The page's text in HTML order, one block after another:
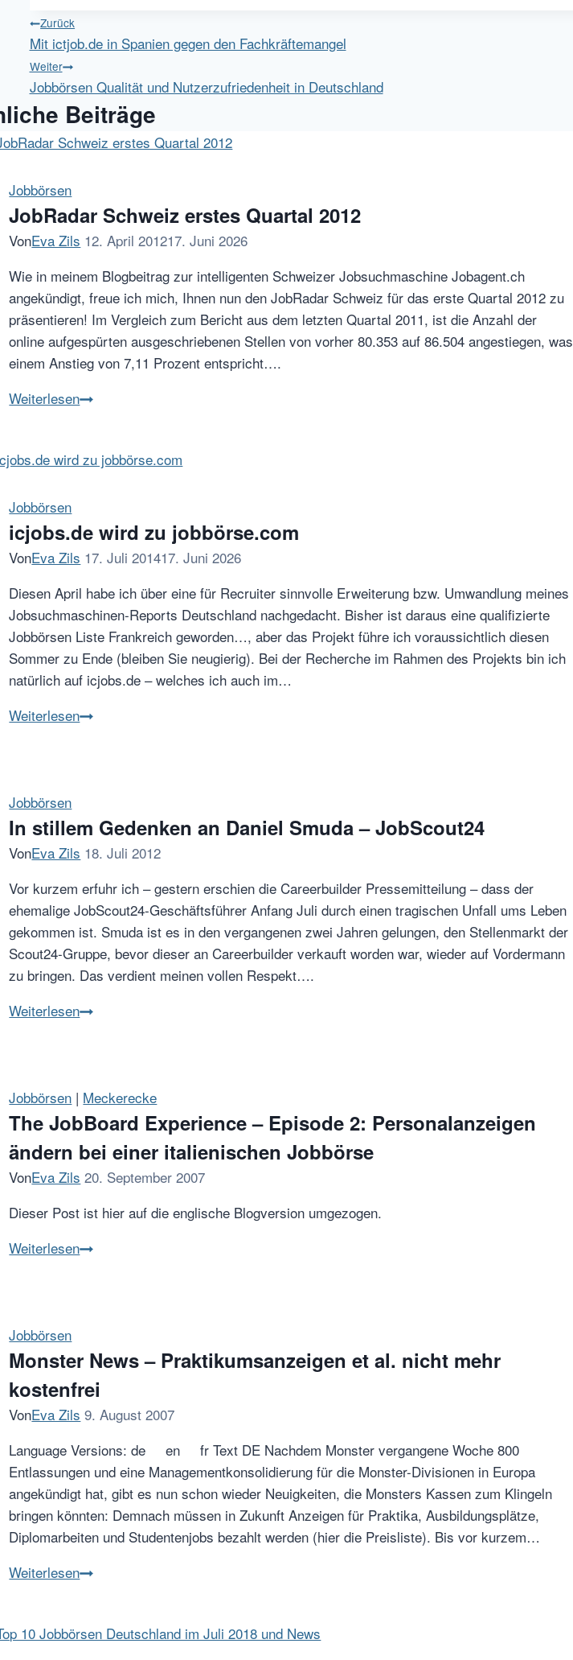
Beitragsnavigation
Zurück
Mit ictjob.de in Spanien gegen den Fachkräftemangel
Weiter
Jobbörsen Qualität und Nutzerzufriedenheit in Deutschland
Beiträge
Jobbörsen
JobRadar Schweiz erstes Quartal 2012
VonEva Zils 12. April 201217. Juni 2026
Wie in meinem Blogbeitrag zur intelligenten Schweizer Jobsuchmaschine Jobagent.ch
angekündigt, freue ich mich, Ihnen nun den JobRadar Schweiz für das erste Quartal 2012 zu
präsentieren! Im Vergleich zum Bericht aus dem letzten Quartal 2011, ist die Anzahl der
online aufgespürten ausgeschriebenen Stellen von vorher 80.353 auf 86.504 angestiegen, was
einem Anstieg von 7,11 Prozent entspricht….
WeiterlesenJobRadar
Quartal
Jobbörsen
icjobs.de wird zu jobbörse.com
VonEva Zils 17. Juli 201417. Juni 2026
Diesen April habe ich über eine für Recruiter sinnvolle Erweiterung bzw. Umwandlung meines
Jobsuchmaschinen-Reports Deutschland nachgedacht. Bisher ist daraus eine qualifizierte
Jobbörsen Liste Frankreich geworden…, aber das Projekt führe ich voraussichtlich diesen
Sommer zu Ende (bleiben Sie neugierig). Bei der Recherche im Rahmen des Projekts bin ich
natürlich auf icjobs.de – welches ich auch im…
Weiterlesenicjobs.de
Jobbörsen
In stillem Gedenken an Daniel Smuda – JobScout24
VonEva Zils 18. Juli 2012
Vor kurzem erfuhr ich – gestern erschien die Careerbuilder Pressemitteilung – dass der
ehemalige JobScout24-Geschäftsführer Anfang Juli durch einen tragischen Unfall ums Leben
gekommen ist. Smuda ist es in den vergangenen zwei Jahren gelungen, den Stellenmarkt der
Scout24-Gruppe, bevor dieser an Careerbuilder verkauft worden war, wieder auf Vordermann
zu bringen. Das verdient meinen vollen Respekt….
WeiterlesenIn
Daniel
Smuda
–
JobScout24
Jobbörsen | Meckerecke
The JobBoard Experience – Episode 2: Personalanzeigen
ändern bei einer italienischen Jobbörse
VonEva Zils 20. September 2007
Dieser Post ist hier auf die englische Blogversion umgezogen.
WeiterlesenThe
2:
Personalanzeigen
ändern
bei
einer
italienischen
Jobbörse
Jobbörsen
Monster News – Praktikumsanzeigen et al. nicht mehr
kostenfrei
VonEva Zils 9. August 2007
Language Versions: de en fr Text DE Nachdem Monster vergangene Woche 800
Entlassungen und eine Managementkonsolidierung für die Monster-Divisionen in Europa
angekündigt hat, gibt es nun schon wieder Neuigkeiten, die Monsters Kassen zum Klingeln
bringen könnten: Demnach müssen in Zukunft Anzeigen für Praktika, Ausbildungsplätze,
Diplomarbeiten und Studentenjobs bezahlt werden (hier die Preisliste). Bis vor kurzem…
WeiterlesenMonster
Praktikumsanzeigen